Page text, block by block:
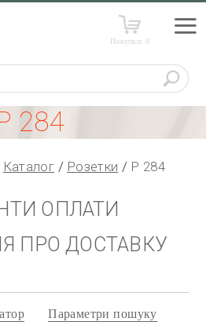
Покупки:0
284
Каталог Розетки Р 284
ОПЛАТИ
ПРО ДОСТАВКУ
Параметри пошуку